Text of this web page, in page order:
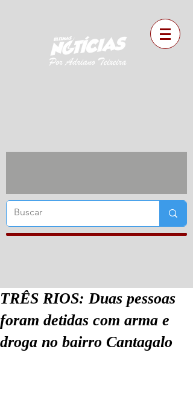
TRÊS RIOS: Duas pessoas
foram detidas com arma e
droga no bairro Cantagalo